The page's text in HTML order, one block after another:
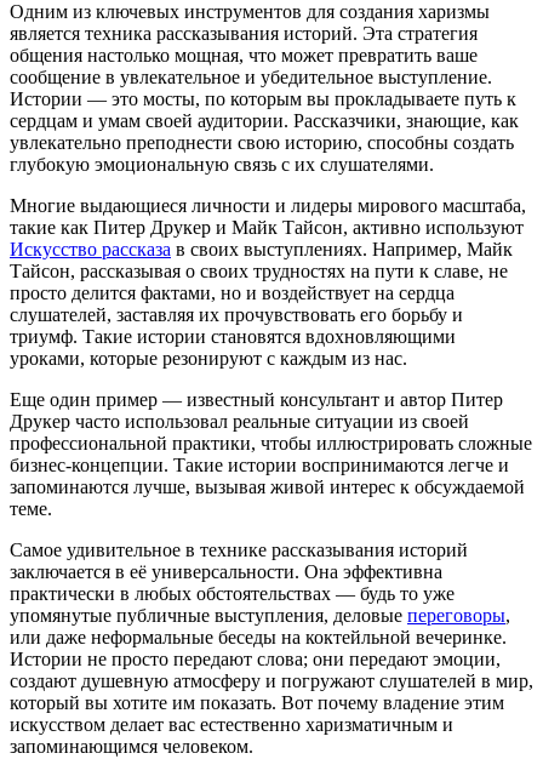
Одним из ключевых инструментов для создания харизмы
является техника рассказывания историй. Эта стратегия
общения настолько мощная, что может превратить ваше
сообщение в увлекательное и убедительное выступление.
Истории — это мосты, по которым вы прокладываете путь к
сердцам и умам своей аудитории. Рассказчики, знающие, как
увлекательно преподнести свою историю, способны создать
глубокую эмоциональную связь с их слушателями.
Многие выдающиеся личности и лидеры мирового масштаба,
такие как Питер Друкер и Майк Тайсон, активно используют
Искусство рассказа в своих выступлениях. Например, Майк
Тайсон, рассказывая о своих трудностях на пути к славе, не
просто делится фактами, но и воздействует на сердца
слушателей, заставляя их прочувствовать его борьбу и
триумф. Такие истории становятся вдохновляющими
уроками, которые резонируют с каждым из нас.
Еще один пример — известный консультант и автор Питер
Друкер часто использовал реальные ситуации из своей
профессиональной практики, чтобы иллюстрировать сложные
бизнес-концепции. Такие истории воспринимаются легче и
запоминаются лучше, вызывая живой интерес к обсуждаемой
теме.
Самое удивительное в технике рассказывания историй
заключается в её универсальности. Она эффективна
практически в любых обстоятельствах — будь то уже
упомянутые публичные выступления, деловые переговоры,
или даже неформальные беседы на коктейльной вечеринке.
Истории не просто передают слова; они передают эмоции,
создают душевную атмосферу и погружают слушателей в мир,
который вы хотите им показать. Вот почему владение этим
искусством делает вас естественно харизматичным и
запоминающимся человеком.